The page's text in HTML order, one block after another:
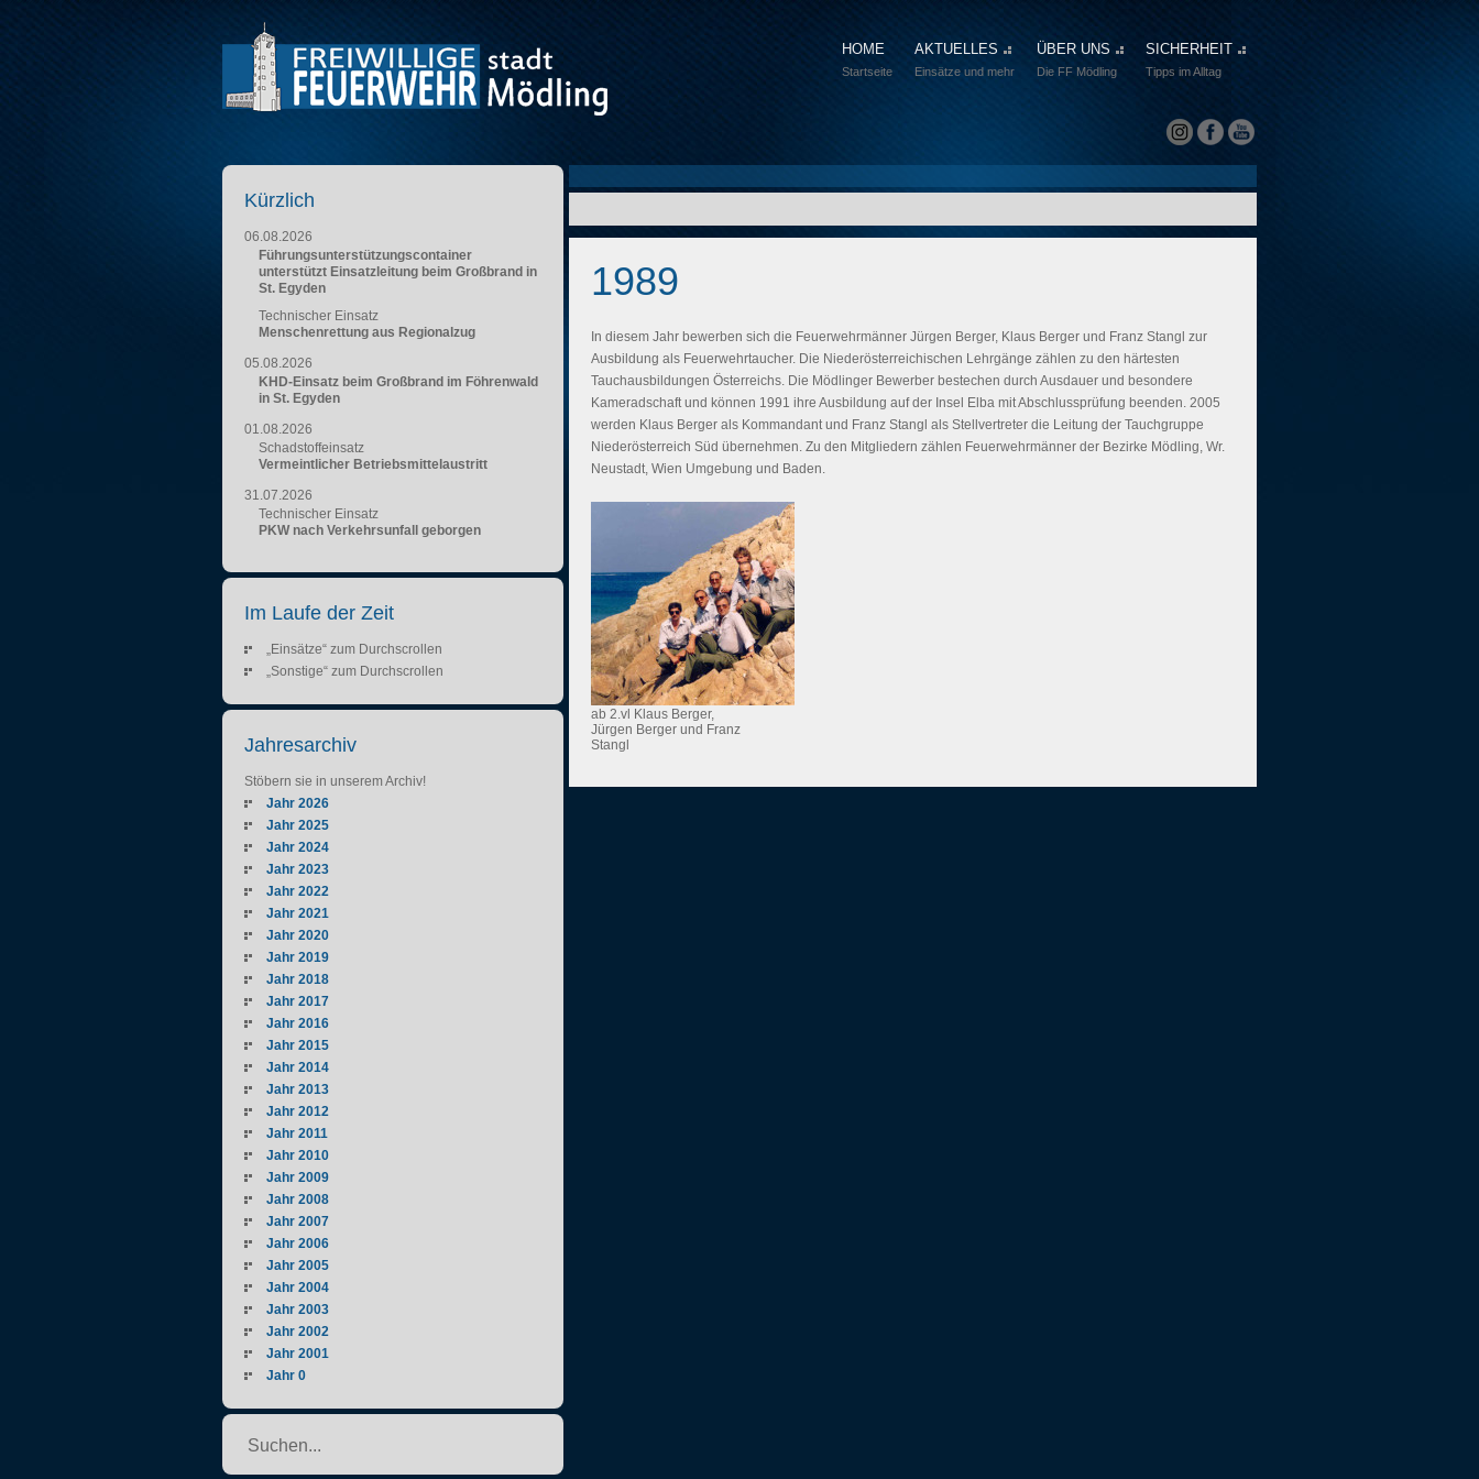
HOME
Startseite
AKTUELLES
Einsätze und mehr
ÜBER UNS
Die FF Mödling
SICHERHEIT
Tipps im Alltag
1989
In diesem Jahr bewerben sich die Feuerwehrmänner Jürgen Berger, Klaus Berger und Franz Stangl zur
Ausbildung als Feuerwehrtaucher. Die Niederösterreichischen Lehrgänge zählen zu den härtesten
Tauchausbildungen Österreichs. Die Mödlinger Bewerber bestechen durch Ausdauer und besondere
Kameradschaft und können 1991 ihre Ausbildung auf der Insel Elba mit Abschlussprüfung beenden. 2005
werden Klaus Berger als Kommandant und Franz Stangl als Stellvertreter die Leitung der Tauchgruppe
Niederösterreich Süd übernehmen. Zu den Mitgliedern zählen Feuerwehrmänner der Bezirke Mödling, Wr.
Neustadt, Wien Umgebung und Baden.
ab 2.vl Klaus Berger,
Jürgen Berger und Franz
Stangl
Kürzlich
06.08.2026
Führungsunterstützungscontainer
unterstützt Einsatzleitung beim Großbrand in
St. Egyden
Technischer Einsatz
Menschenrettung aus Regionalzug
05.08.2026
KHD-Einsatz beim Großbrand im Föhrenwald
in St. Egyden
01.08.2026
Schadstoffeinsatz
Vermeintlicher Betriebsmittelaustritt
31.07.2026
Technischer Einsatz
PKW nach Verkehrsunfall geborgen
Im Laufe der Zeit
„Einsätze“ zum Durchscrollen
„Sonstige“ zum Durchscrollen
Jahresarchiv
Stöbern sie in unserem Archiv!
Jahr 2026
Jahr 2025
Jahr 2024
Jahr 2023
Jahr 2022
Jahr 2021
Jahr 2020
Jahr 2019
Jahr 2018
Jahr 2017
Jahr 2016
Jahr 2015
Jahr 2014
Jahr 2013
Jahr 2012
Jahr 2011
Jahr 2010
Jahr 2009
Jahr 2008
Jahr 2007
Jahr 2006
Jahr 2005
Jahr 2004
Jahr 2003
Jahr 2002
Jahr 2001
Jahr 0